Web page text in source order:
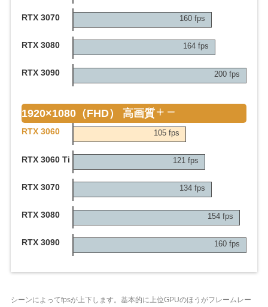
RTX 3070 160 fps
RTX 3080 164 fps
RTX 3090 200 fps
1920×1080（FHD） 高画質
RTX 3060 105 fps
RTX 3060 Ti 121 fps
RTX 3070 134 fps
RTX 3080 154 fps
RTX 3090 160 fps
シーンによってfpsが上下します。基本的に上位GPUのほうがフレームレー